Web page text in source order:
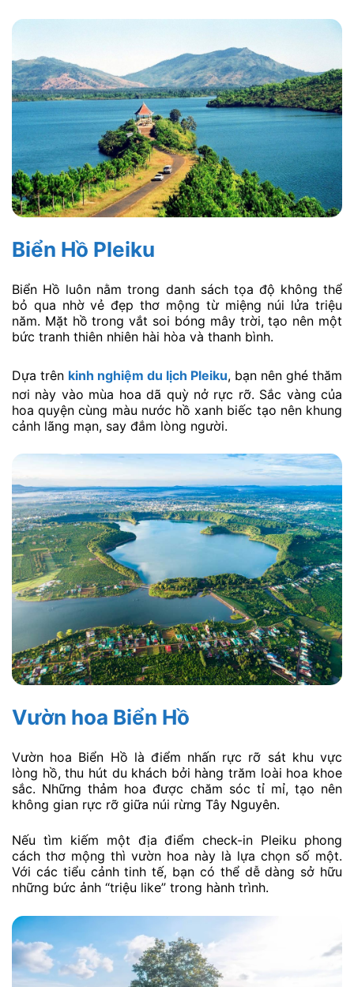
Biển Hồ Pleiku
Biển Hồ luôn nằm trong danh sách tọa độ không thể
bỏ qua nhờ vẻ đẹp thơ mộng từ miệng núi lửa triệu
năm. Mặt hồ trong vắt soi bóng mây trời, tạo nên một
bức tranh thiên nhiên hài hòa và thanh bình.
Dựa trên kinh nghiệm du lịch Pleiku, bạn nên ghé thăm
nơi này vào mùa hoa dã quỳ nở rực rỡ. Sắc vàng của
hoa quyện cùng màu nước hồ xanh biếc tạo nên khung
cảnh lãng mạn, say đắm lòng người.
Vườn hoa Biển Hồ
Vườn hoa Biển Hồ là điểm nhấn rực rỡ sát khu vực
lòng hồ, thu hút du khách bởi hàng trăm loài hoa khoe
sắc. Những thảm hoa được chăm sóc tỉ mỉ, tạo nên
không gian rực rỡ giữa núi rừng Tây Nguyên.
Nếu tìm kiếm một địa điểm check-in Pleiku phong
cách thơ mộng thì vườn hoa này là lựa chọn số một.
Với các tiểu cảnh tinh tế, bạn có thể dễ dàng sở hữu
những bức ảnh “triệu like” trong hành trình.